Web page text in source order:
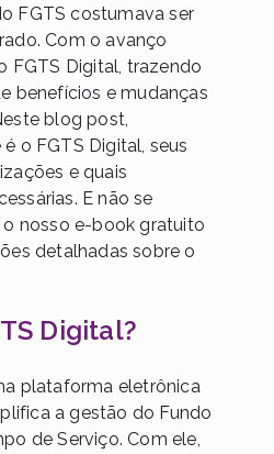
FGTS costumava ser
Com o avanço
FGTS Digital, trazendo
benefícios e mudanças
blog post,
o FGTS Digital, seus
e quais
E não se
nosso e-book gratuito
detalhadas sobre o
Digital?
plataforma eletrônica
a gestão do Fundo
de Serviço. Com ele,